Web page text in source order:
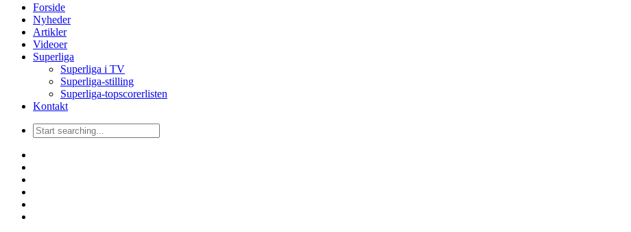
Forside
Nyheder
Artikler
Videoer
Superliga
Superliga i TV
Superliga-stilling
Superliga-topscorerlisten
Kontakt